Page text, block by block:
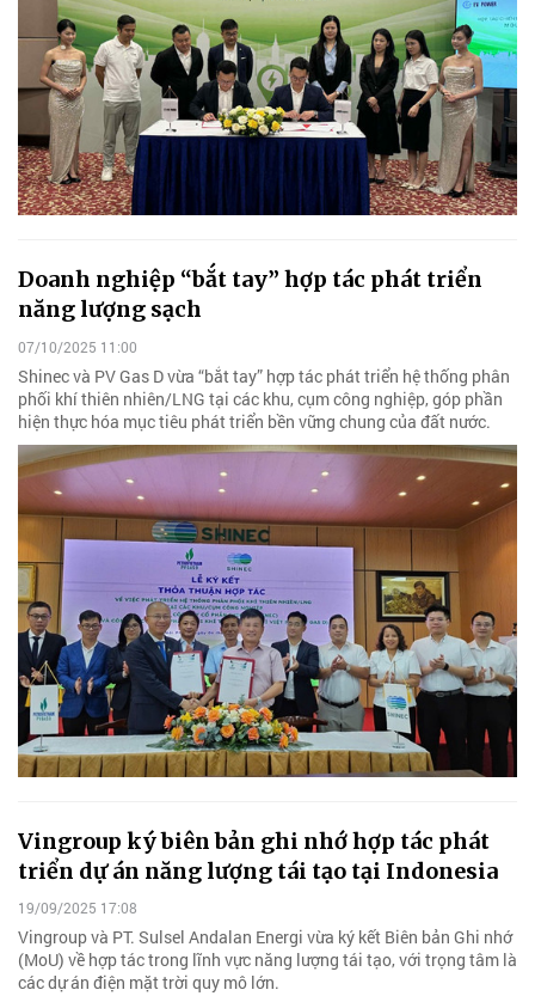
Doanh nghiệp “bắt tay” hợp tác phát triển
năng lượng sạch
07/10/2025 11:00
Shinec và PV Gas D vừa “bắt tay” hợp tác phát triển hệ thống phân
phối khí thiên nhiên/LNG tại các khu, cụm công nghiệp, góp phần
hiện thực hóa mục tiêu phát triển bền vững chung của đất nước.
Vingroup ký biên bản ghi nhớ hợp tác phát
triển dự án năng lượng tái tạo tại Indonesia
19/09/2025 17:08
Vingroup và PT. Sulsel Andalan Energi vừa ký kết Biên bản Ghi nhớ
(MoU) về hợp tác trong lĩnh vực năng lượng tái tạo, với trọng tâm là
các dự án điện mặt trời quy mô lớn.